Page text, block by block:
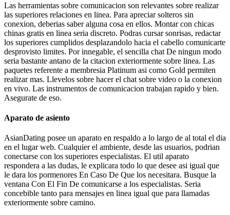
Las herramientas sobre comunicacion son relevantes sobre realizar
las superiores relaciones en linea. Para apreciar solteros sin
conexion, deberias saber alguna cosa en ellos. Montar con chicas
chinas gratis en linea seri­a discreto. Podras cursar sonrisas, redactar
los superiores cumplidos desplazandolo hacia el cabello comunicarte
desprovisto limites. Por innegable, el sencilla chat De ningun modo
seri­a bastante antano de la citacion exteriormente sobre linea. Las
paquetes referente a membresia Platinum asi­ como Gold permiten
realizar mas. Llevelos sobre hacer el chat sobre video o la conexion
en vivo. Las instrumentos de comunicacion trabajan rapido y bien.
Asegurate de eso.
Aparato de asiento
AsianDating posee un aparato en respaldo a lo largo de al total el dia
en el lugar web. Cualquier el ambiente, desde las usuarios, podri­an
conectarse con los superiores especialistas. El util aparato
respondera a las dudas, le explicara todo lo que desee asi­ igual que
le dara los pormenores En Caso De Que los necesitara. Busque la
ventana Con El Fin De comunicarse a los especialistas. Seri­a
concebible tanto para mensajes en linea igual que para llamadas
exteriormente sobre camino.